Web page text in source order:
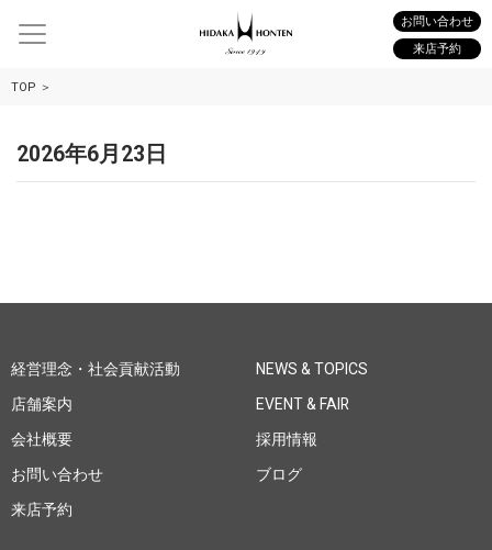
お問い合わせ
来店予約
TOP
2026年6月23日
経営理念・社会貢献活動
店舗案内
会社概要
お問い合わせ
来店予約
NEWS & TOPICS
EVENT & FAIR
採用情報
ブログ